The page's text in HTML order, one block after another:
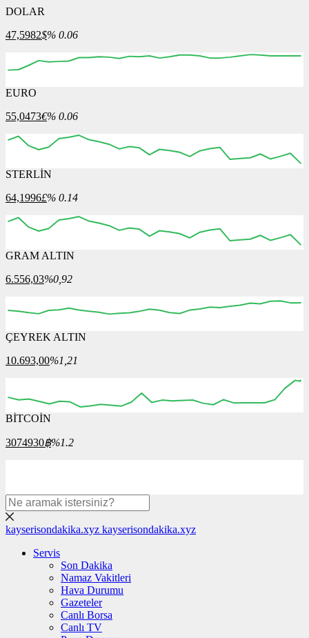
DOLAR
47,5982$% 0.06
05:00
EURO
55,0473€% 0.06
05:00
STERLİN
64,1996£% 0.14
05:00
GRAM ALTIN
6.556,03%0,92
05:00 06:00
ÇEYREK ALTIN
10.693,00%1,21
00:00
BİTCOİN
3074930฿%1.2
kayserisondakika.xyz kayserisondakika.xyz
Servis
Son Dakika
Namaz Vakitleri
Hava Durumu
Gazeteler
Canlı Borsa
Canlı TV